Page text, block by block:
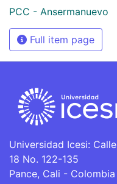
PCC - Ansermanuevo
Full item page
Universidad Icesi: Calle
18 No. 122-135
Pance, Cali - Colombia